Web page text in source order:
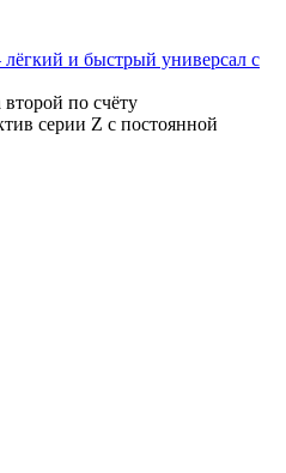
и быстрый универсал с
по счёту
серии Z с постоянной